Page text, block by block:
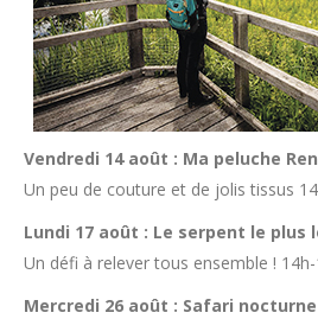
Vendredi 14 août : Ma peluche
Un peu de couture et de jolis tissus
Lundi 17 août : Le serpent le plus
Un défi à relever tous ensemble !
Mercredi 26 août : Safari